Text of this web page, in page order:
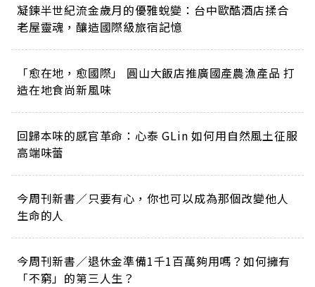
凝鍊半世紀流金歲月的優雅蛻變：台中歐酷酒店揉合
老屋靈魂，釀造國際級旅宿記憶
「愈在地，愈國際」 圓山大飯店推廣國產農漁產品 打
造在地食尚新風味
回歸本味的感官革命：心泰 GLin 如何用自然風土征服
高端味蕾
今周刊新書／只要有心，你也可以成為那個改變他人
生命的人
今周刊新書／退休金準備1千1百萬夠用嗎？如何擁有
「不窮」的第三人生？